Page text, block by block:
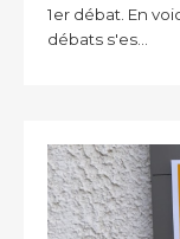
1er débat. En
débats s'es...